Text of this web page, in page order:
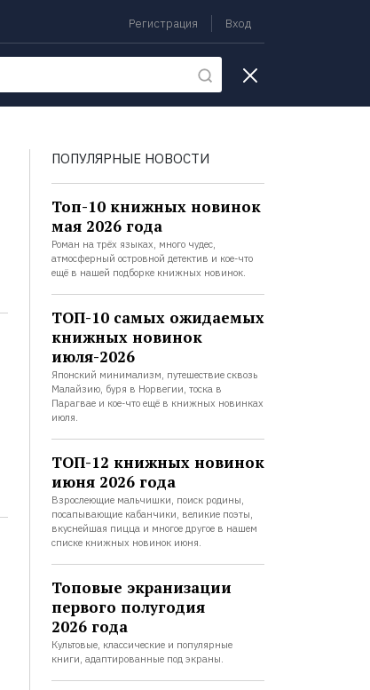
Регистрация Вход
ПОПУЛЯРНЫЕ НОВОСТИ
Топ-10 книжных новинок
мая 2026 года
Роман на трёх языках, много чудес,
атмосферный островной детектив и кое-что
ещё в нашей подборке книжных новинок.
ТОП-10 самых ожидаемых
книжных новинок
июля-2026
Японский минимализм, путешествие сквозь
Малайзию, буря в Норвегии, тоска в
Парагвае и кое-что ещё в книжных новинках
июля.
ТОП-12 книжных новинок
июня 2026 года
Взрослеющие мальчишки, поиск родины,
посапывающие кабанчики, великие поэты,
вкуснейшая пицца и многое другое в нашем
списке книжных новинок июня.
Топовые экранизации
первого полугодия
2026 года
Культовые, классические и популярные
книги, адаптированные под экраны.